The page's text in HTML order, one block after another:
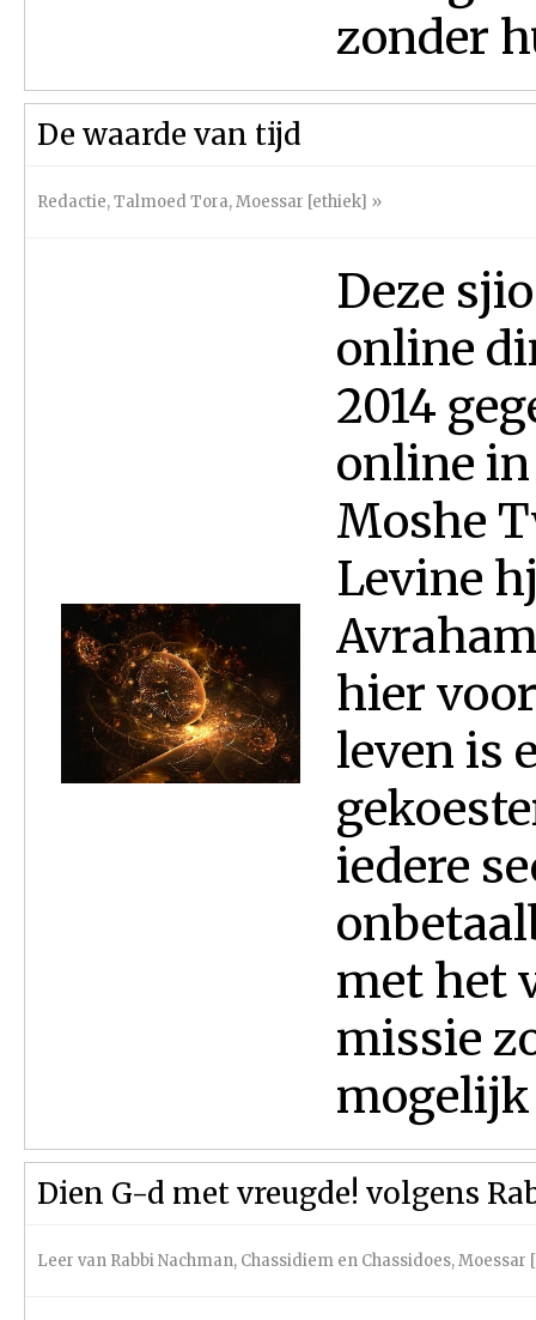
zonder
De waarde van tijd
Redactie,Talmoed Tora,Moessar [ethiek] »
Deze
online
2014
online in
Moshe
Levine
hier
leven is
iedere
met het
missie
mogelijk
Dien G-d met vreugde! volgens
Leer van Rabbi Nachman, Chassidiem en Chassidoes,Moessar